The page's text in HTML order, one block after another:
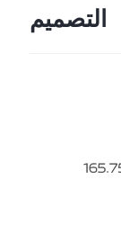
التصميم